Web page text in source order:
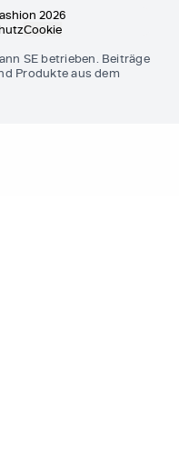
2026
Cookie
SE betrieben. Beiträge
Produkte aus dem